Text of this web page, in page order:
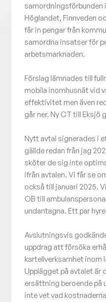
samordningsförbunden
Höglandet, Finnveden
får in pengar från
samordna insatser för
arbetsmarknaden.
Förslag lämnades till
mobila inomhusnät vid
effektivitet men även
går ner. Ny CT till Eksjö
Nytt avtal signerades i
gällde redan från jag
sköter de sig inte
ifrån avtalen. Vi får se
också till januari 2025.
OB till
undantagna. Ett par
Avslutningsvis
uppdrag att försöka
kartellverksamhet inom
Upplägget på avtalet är
ersättning beroende på
inte vet vad